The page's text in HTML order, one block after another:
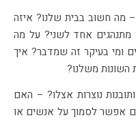
מה חשוב בבית שלנו? איזה
מתנהגים אחד לשני? על מה
ומי בעיקר זה שמדבר? איך
השונות משלנו?
נוצרות אצלו? – האם
אפשר לסמוך על אנשים או